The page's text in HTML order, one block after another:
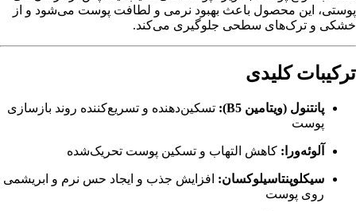
پوستی، این محصول باعث بهبود نرمی و لطافت پوست می‌شود و از
خشکی و ترک‌های سطحی جلوگیری می‌کند.
ترکیبات کلیدی
پانتنول (ویتامین B5):
تسکین‌دهنده و تسریع‌کننده روند بازسازی
پوست
آلوئه‌ورا: کاهش التهاب و تسکین پوست تحریک‌شده
سیکلوپنتاسیلوکسان: افزایش جذب و ایجاد حس نرم و ابریشمی
روی پوست